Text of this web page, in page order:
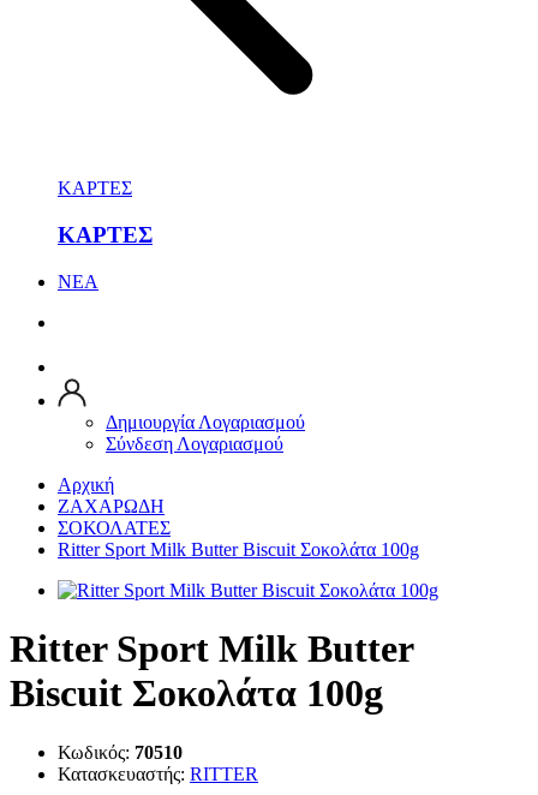
ΚΑΡΤΕΣ
ΚΑΡΤΕΣ
ΝΕΑ
Δημιουργία Λογαριασμού
Σύνδεση Λογαριασμού
Αρχική
ΖΑΧΑΡΩΔΗ
ΣΟΚΟΛΑΤΕΣ
Ritter Sport Milk Butter Biscuit Σοκολάτα 100g
Ritter Sport Milk Butter
Biscuit Σοκολάτα 100g
Κωδικός: 70510
Κατασκευαστής: RITTER